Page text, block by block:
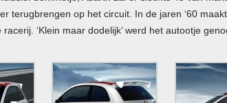
terugbrengen op het circuit. In de jaren ‘60
‘Klein maar dodelijk’ werd het autootje